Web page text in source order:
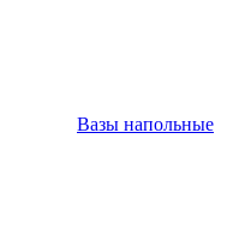
Вазы напольные